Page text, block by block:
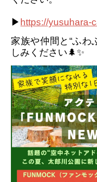
▶ https://yusuhara-
家族や仲間と“ふわ
しみください🌲✨